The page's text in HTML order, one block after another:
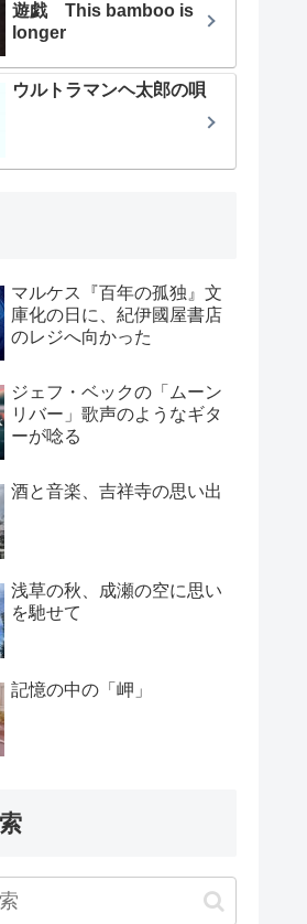
遊戯 This bamboo is
longer
ウルトラマンヘ太郎の唄
マルケス『百年の孤独』文
庫化の日に、紀伊國屋書店
のレジへ向かった
ジェフ・ベックの「ムーン
リバー」歌声のようなギタ
ーが唸る
酒と音楽、吉祥寺の思い出
浅草の秋、成瀬の空に思い
を馳せて
記憶の中の「岬」